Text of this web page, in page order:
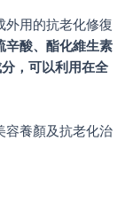
外用的抗老化修復
辛酸、酯化維生素
，可以利用在全
容養顏及抗老化治